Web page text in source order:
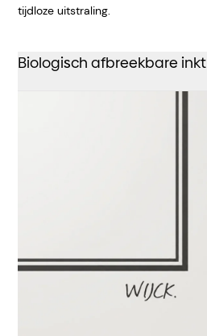
tijdloze uitstraling.
Biologisch afbreekbare inkt